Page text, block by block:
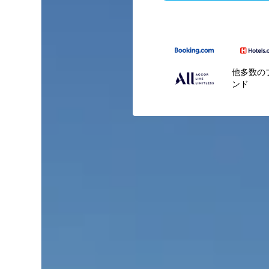
他多数の
ンド